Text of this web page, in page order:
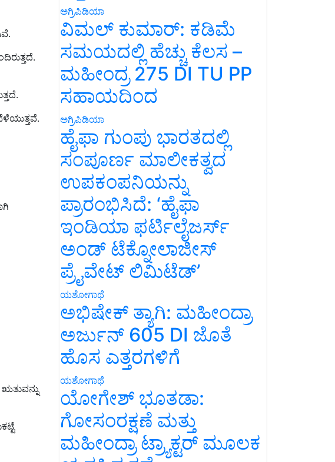
ಅಗ್ರಿಪಿಡಿಯಾ
ವಿಮಲ್ ಕುಮಾರ್: ಕಡಿಮೆ
ಸಮಯದಲ್ಲಿ ಹೆಚ್ಚು ಕೆಲಸ –
ಮಹೀಂದ್ರ 275 DI TU PP
ಸಹಾಯದಿಂದ
ಅಗ್ರಿಪಿಡಿಯಾ
ಹೈಫಾ ಗುಂಪು ಭಾರತದಲ್ಲಿ
ಸಂಪೂರ್ಣ ಮಾಲೀಕತ್ವದ
ಉಪಕಂಪನಿಯನ್ನು
ಪ್ರಾರಂಭಿಸಿದೆ: ‘ಹೈಫಾ
ಇಂಡಿಯಾ ಫರ್ಟಿಲೈಜರ್ಸ್
ಅಂಡ್ ಟೆಕ್ನೋಲಾಜೀಸ್
ಪ್ರೈವೇಟ್ ಲಿಮಿಟೆಡ್’
ಯಶೋಗಾಥೆ
ಅಭಿಷೇಕ್ ತ್ಯಾಗಿ: ಮಹೀಂದ್ರಾ
ಅರ್ಜುನ್ 605 DI ಜೊತೆ
ಹೊಸ ಎತ್ತರಗಳಿಗೆ
ಯಶೋಗಾಥೆ
ಯೋಗೇಶ್ ಭೂತಡಾ:
ಗೋಸಂರಕ್ಷಣೆ ಮತ್ತು
ಮಹೀಂದ್ರಾ ಟ್ರ್ಯಾಕ್ಟರ್ ಮೂಲಕ